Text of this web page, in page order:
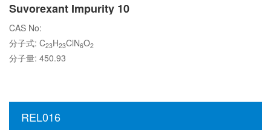
Suvorexant Impurity 10
CAS No:
分子式: C23H23ClN6O2
分子量: 450.93
REL016